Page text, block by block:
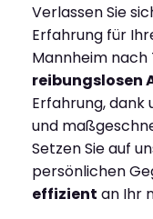
Verlassen Sie
Erfahrung für
Mannheim nach
reibungslosen
Erfahrung, dank
und
Setzen Sie auf
persönlichen
effizient an Ihr